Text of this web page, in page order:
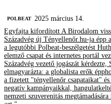
‎POLBEAT
2025 március 14.
Egyfajta kifordított A Birodalom
Századvég új Tényellenőr.hu-ja épp
a legutóbbi Polbeat-beszélgetést
elemző csapat és internetes portál
Századvég vezető jogászát
elmagyarázta: a globalista erők
a fizetett "tényellenőr csapataikat"
negatív kampányaikkal,
nemzeti szuverenitás